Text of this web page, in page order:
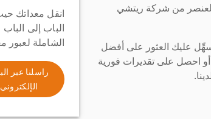
من شركة ريتشي
عليك العثور على أفضل
احصل على تقديرات فورية
انقل معداتك
الباب إلى
الشاملة لعبور
راسلنا عبر
الإلكتروني